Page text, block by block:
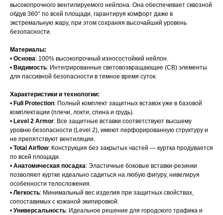
высокопрочного вентилируемого нейлона. Она обеспечивает сквозной
обдув 360° по всей площади, гарантируя комфорт даже в
экстремальную жару, при этом сохраняя высочайший уровень
безопасности.
Материалы:
• Основа: 100% высокопрочный износостойкий нейлон.
• Видимость: Интегрированные световозвращающие (СВ) элементы
для пассивной безопасности в темное время суток.
Характеристики и технологии:
• Full Protection: Полный комплект защитных вставок уже в базовой
комплектации (плечи, локти, спина и грудь).
• Level 2 Armor: Все защитные вставки соответствуют высшему
уровню безопасности (Level 2), имеют перфорированную структуру и
не препятствуют вентиляции.
• Total Airflow: Конструкция без закрытых частей — куртка продувается
по всей площади.
• Анатомическая посадка: Эластичные боковые вставки-резинки
позволяют куртке идеально садиться на любую фигуру, нивелируя
особенности телосложения.
• Легкость: Минимальный вес изделия при защитных свойствах,
сопоставимых с кожаной экипировкой.
• Универсальность: Идеальное решение для городского трафика и